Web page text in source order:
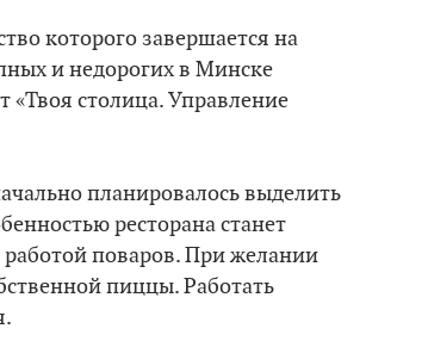
которого завершается на
и недорогих в Минске
столица. Управление
планировалось выделить
ресторана станет
работой поваров. При желании
пиццы. Работать